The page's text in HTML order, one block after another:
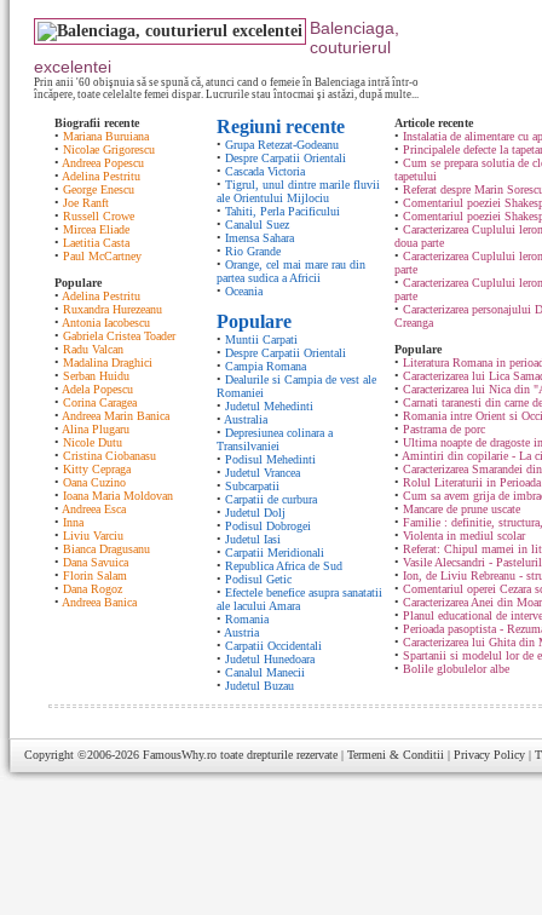
Balenciaga,
couturierul
excelentei
Prin anii '60 obişnuia să se spună că, atunci cand o femeie în Balenciaga intră într-o
încăpere, toate celelalte femei dispar. Lucrurile stau întocmai şi astăzi, după multe...
Biografii recente
• Mariana Buruiana
• Nicolae Grigorescu
• Andreea Popescu
• Adelina Pestritu
• George Enescu
• Joe Ranft
• Russell Crowe
• Mircea Eliade
• Laetitia Casta
• Paul McCartney
Populare
• Adelina Pestritu
• Ruxandra Hurezeanu
• Antonia Iacobescu
• Gabriela Cristea Toader
• Radu Valcan
• Madalina Draghici
• Serban Huidu
• Adela Popescu
• Corina Caragea
• Andreea Marin Banica
• Alina Plugaru
• Nicole Dutu
• Cristina Ciobanasu
• Kitty Cepraga
• Oana Cuzino
• Ioana Maria Moldovan
• Andreea Esca
• Inna
• Liviu Varciu
• Bianca Dragusanu
• Dana Savuica
• Florin Salam
• Dana Rogoz
• Andreea Banica
Regiuni recente
• Grupa Retezat-Godeanu
• Despre Carpatii Orientali
• Cascada Victoria
• Tigrul, unul dintre marile fluvii
ale Orientului Mijlociu
• Tahiti, Perla Pacificului
• Canalul Suez
• Imensa Sahara
• Rio Grande
• Orange, cel mai mare rau din
partea sudica a Africii
• Oceania
Populare
• Muntii Carpati
• Despre Carpatii Orientali
• Campia Romana
• Dealurile si Campia de vest ale
Romaniei
• Judetul Mehedinti
• Australia
• Depresiunea colinara a
Transilvaniei
• Podisul Mehedinti
• Judetul Vrancea
• Subcarpatii
• Carpatii de curbura
• Judetul Dolj
• Podisul Dobrogei
• Judetul Iasi
• Carpatii Meridionali
• Republica Africa de Sud
• Podisul Getic
• Efectele benefice asupra sanatatii
ale lacului Amara
• Romania
• Austria
• Carpatii Occidentali
• Judetul Hunedoara
• Canalul Manecii
• Judetul Buzau
Articole recente
• Instalatia de alimentare cu
• Principalele defecte la
• Cum se prepara solutia de
tapetului
• Referat despre Marin
• Comentariul poeziei
• Comentariul poeziei
• Caracterizarea Cuplului
doua parte
• Caracterizarea Cuplului
parte
• Caracterizarea Cuplului
parte
• Caracterizarea personajului
Creanga
Populare
• Literatura Romana in
• Caracterizarea lui Lica
• Caracterizarea lui Nica din
• Carnati taranesti din carne
• Romania intre Orient si
• Pastrama de porc
• Ultima noapte de dragoste
• Amintiri din copilarie - La
• Caracterizarea Smarandei
• Rolul Literaturii in Perioada
• Cum sa avem grija de
• Mancare de prune uscate
• Familie : definitie,
• Violenta in mediul scolar
• Referat: Chipul mamei in
• Vasile Alecsandri -
• Ion, de Liviu Rebreanu -
• Comentariul operei Cezara
• Caracterizarea Anei din
• Planul educational de
• Perioada pasoptista -
• Caracterizarea lui Ghita din
• Spartanii si modelul lor de
• Bolile globulelor albe
Copyright ©2006-2026 FamousWhy.ro toate drepturile rezervate | Termeni & Conditii | Privacy Policy |